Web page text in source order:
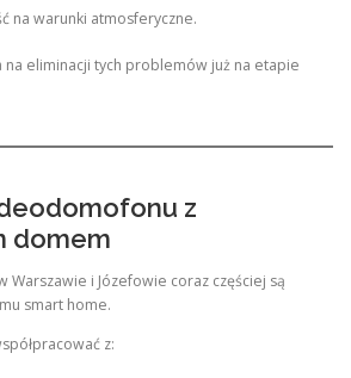
na warunki atmosferyczne.
eliminacji tych problemów już na etapie
z
domem
Warszawie i Józefowie coraz częściej są
smart home.
z: